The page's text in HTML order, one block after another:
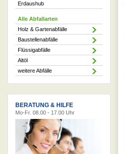
Erdaushub
Alle Abfallarten
Holz & Gartenabfälle
Baustellenabfälle
Flüssigabfälle
Altöl
weitere Abfälle
BERATUNG & HILFE
Mo-Fr. 08.00 - 17.00 Uhr